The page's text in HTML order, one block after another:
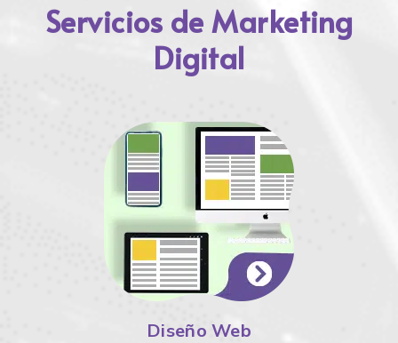
Servicios de Marketing
Digital
Diseño Web